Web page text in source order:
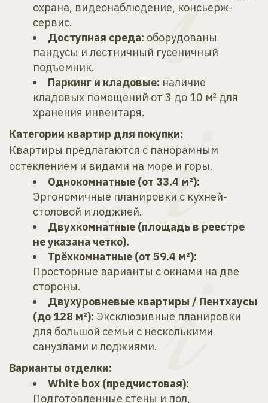
охрана, видеонаблюдение, консьерж-
сервис.
Доступная среда: оборудованы
пандусы и лестничный гусеничный
подъемник.
Паркинг и кладовые: наличие
кладовых помещений от 3 до 10 м² для
хранения инвентаря.
Категории квартир для покупки:
Квартиры предлагаются с панорамным
остеклением и видами на море и горы.
Однокомнатные (от 33.4 м²):
Эргономичные планировки с кухней-
столовой и лоджией.
Двухкомнатные (площадь в реестре
не указана четко).
Трёхкомнатные (от 59.4 м²):
Просторные варианты с окнами на две
стороны.
Двухуровневые квартиры / Пентхаусы
(до 128 м²): Эксклюзивные планировки
для большой семьи с несколькими
санузлами и лоджиями.
Варианты отделки:
White box (предчистовая):
Подготовленные стены и пол,